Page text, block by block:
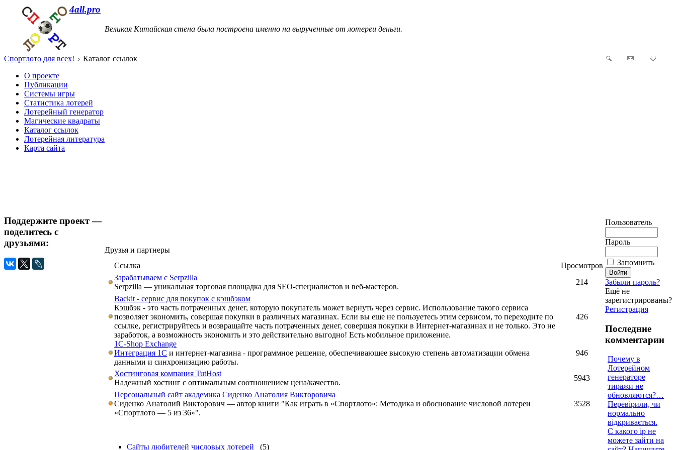
4all.pro
Великая Китайская стена была построена именно на вырученные от лотереи деньги.
Спортлото для всех!
Каталог ссылок
О проекте
Публикации
Системы игры
Статистика лотерей
Лотерейный генератор
Магические квадраты
Каталог ссылок
Лотерейная литература
Карта сайта
Поддержите проект —
поделитесь с
друзьями:
Друзья и партнеры
Ссылка
Просмотров
Зарабатываем с Serpzilla
Serpzilla — уникальная торговая площадка для SEO-специалистов и веб-мастеров.
214
Backit - сервис для покупок с кэшбэком
Кэшбэк - это часть потраченных денег, которую покупатель может вернуть через сервис. Использование такого сервиса
позволяет экономить, совершая покупки в различных магазинах. Если вы еще не пользуетесь этим сервисом, то переходите по
ссылке, регистрируйтесь и возвращайте часть потраченных денег, совершая покупки в Интернет-магазинах и не только. Это не
заработок, а возможность экономить и это действительно выгодно! Есть мобильное приложение.
426
1C-Shop Exchange
Интеграция 1С и интернет-магазина - программное решение, обеспечивающее высокую степень автоматизации обмена
данными и синхронизацию работы.
946
Хостинговая компания TutHost
Надежный хостинг с оптимальным соотношением цена/качество.
5943
Персональный сайт академика Сиденко Анатолия Викторовича
Сиденко Анатолий Викторович — автор книги "Как играть в «Спортлото»: Методика и обоснование числовой лотереи
«Спортлото — 5 из 36»".
3528
Сайты любителей числовых лотерей
(5)
Пользователь
Пароль
Запомнить
Забыли пароль?
Ещё не
зарегистрированы?
Регистрация
Последние
комментарии
Почему в
Лотерейном
генераторе
тиражи не
обновляются?…
Перевірили, чи
нормально
відкривається.
С какого ip не
можете зайти на